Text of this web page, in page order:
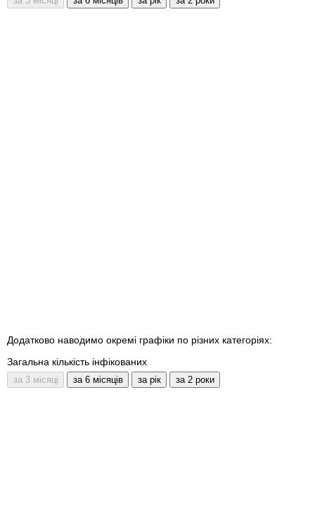
Додатково наводимо окремі графіки по різних категоріях:
Загальна кількість інфікованих